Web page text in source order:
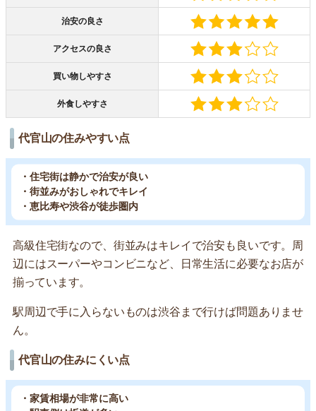
治安の良さ
アクセスの良さ
買い物しやすさ
外食しやすさ
代官山の住みやすい点
・住宅街は静かで治安が良い
・街並みがおしゃれでキレイ
・恵比寿や渋谷が徒歩圏内
高級住宅街なので、街並みはキレイで治安も良いです。周
辺にはスーパーやコンビニなど、日常生活に必要なお店が
揃っています。
駅周辺で手に入らないものは渋谷まで行けば問題ありませ
ん。
代官山の住みにくい点
・家賃相場が非常に高い